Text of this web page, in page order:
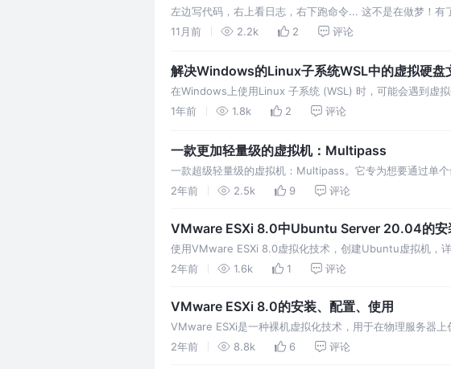
左边写代码，右上看日志，右下跑命令... 这不是在做梦！
的混乱，将注意力集中在最重要的事情上。
11月前 2.2k 2 评论
解决Windows的Linux子系统WSL中的虚拟硬盘
在Windows上使用Linux 子系统 (WSL) 时，可能会遇到虚
1年前
1.8k 2 评论
一款更加轻量级的虚拟机：Multipass
一款超级轻量级的虚拟机：Multipass。它专为想要通过单
分钟内就可以启动并运行VM。
2年前 2.5k 9 评论
VMware ESXi 8.0中Ubuntu Server 20.04的安
使用VMware ESXi 8.0虚拟化技术，创建Ubuntu虚拟机，
2年前
1.6k 1 评论
VMware ESXi 8.0的安装、配置、使用
VMware ESXi是一种裸机虚拟化技术，用于在物理服务器
2年前
8.8k 6 评论